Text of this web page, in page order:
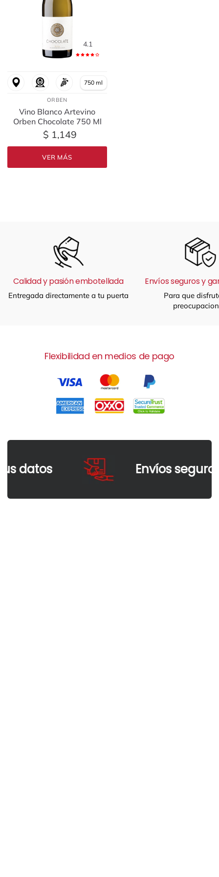
4.1
750 ml
ORBEN
Vino Blanco Artevino
Orben Chocolate 750 Ml
$ 1,149
VER MÁS
Calidad y pasión embotellada
Entregada directamente a tu puerta
Envíos seguros y
Para que
Flexibilidad en medios de pago
datos Envíos